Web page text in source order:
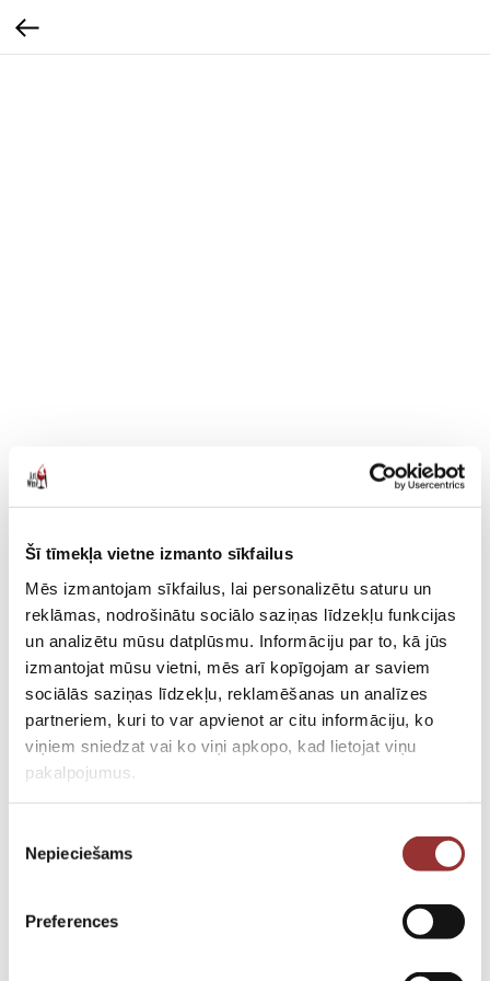
Šī tīmekļa vietne izmanto sīkfailus
Mēs izmantojam sīkfailus, lai personalizētu saturu un
reklāmas, nodrošinātu sociālo saziņas līdzekļu funkcijas
un analizētu mūsu datplūsmu. Informāciju par to, kā jūs
izmantojat mūsu vietni, mēs arī kopīgojam ar saviem
sociālās saziņas līdzekļu, reklamēšanas un analīzes
partneriem, kuri to var apvienot ar citu informāciju, ko
viņiem sniedzat vai ko viņi apkopo, kad lietojat viņu
pakalpojumus.
izvēle
Nepieciešams
Preferences
Set of two candles
€29.00
The candles are created with care and
attention to detail, using natural wax and high
quality fragrance oils.
Set includes:
quality fragrance oils to fill your space with
Packaging
packaging that will emphasize the exclusivity